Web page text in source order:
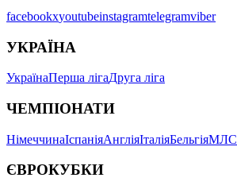
facebookxyoutubeinstagramtelegramviber
УКРАЇНА
УкраїнаПерша лігаДруга ліга
ЧЕМПІОНАТИ
НімеччинаІспаніяАнгліяІталіяБельгіяМЛС
ЄВРОКУБКИ